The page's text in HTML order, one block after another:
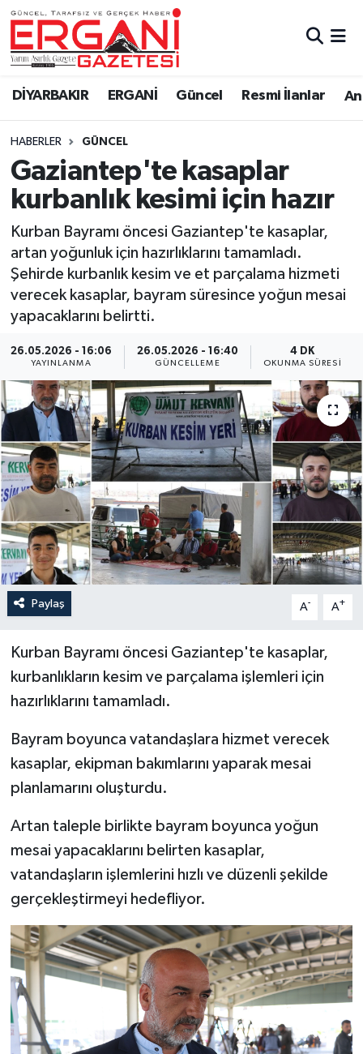
DİYARBAKIR ERGANİ Güncel Resmi İlanlar
HABERLER GÜNCEL
Gaziantep'te kasaplar
kurbanlık kesimi için hazır
Kurban Bayramı öncesi Gaziantep'te kasaplar,
artan yoğunluk için hazırlıklarını tamamladı.
Şehirde kurbanlık kesim ve et parçalama hizmeti
verecek kasaplar, bayram süresince yoğun mesai
yapacaklarını belirtti.
26.05.2026 - 16:06
YAYINLANMA
26.05.2026 - 16:40
GÜNCELLEME
4 DK
OKUNMA SÜRESI
Paylaş A- A+
Kurban Bayramı öncesi Gaziantep'te kasaplar,
kurbanlıkların kesim ve parçalama işlemleri için
hazırlıklarını tamamladı.
Bayram boyunca vatandaşlara hizmet verecek
kasaplar, ekipman bakımlarını yaparak mesai
planlamarını oluşturdu.
Artan taleple birlikte bayram boyunca yoğun
mesai yapacaklarını belirten kasaplar,
vatandaşların işlemlerini hızlı ve düzenli şekilde
gerçekleştirmeyi hedefliyor.
DİYARBAKIR
BİSMİL
BAĞLAR
ERGANİ
Güncel
Eği̇ti̇m
Resmi İlanlar
Sağlık
Si̇yaset
Spor
Yaşam
Anali̇z
Bi̇li̇m & Teknoloji̇
Dünya
Eği̇ti̇m
Ergani Nöbetçi Eczaneler
Ergani Hava Durumu
Ergani Trafik Yoğunluk Haritası
Süper Lig Puan Durumu ve Fikstür
Tüm Manşetler
Son Dakika Haberleri
Haber Arşivi